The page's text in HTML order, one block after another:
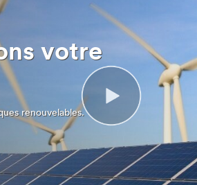
votre
renouvelables.